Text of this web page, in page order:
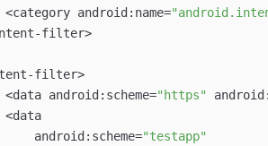
        <category android:name=
        <data android:scheme=
"https"
            android:scheme=
"testapp"